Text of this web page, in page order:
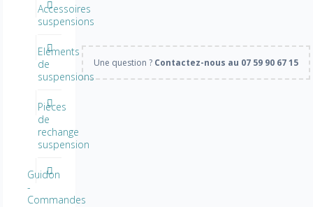
Une question ? Contactez-nous au 07 59 90 67 15
Accessoires
suspensions
Eléments
de
suspensions
Pièces
de
rechange
suspension
Guidon
-
Commandes